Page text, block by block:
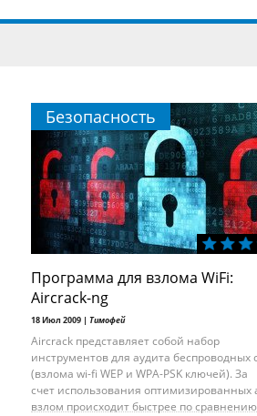
Безопасность
Программа для взлома WiFi:
Aircrack-ng
18 Июл 2009 | Тимофей
Aircrack представляет собой набор
инструментов для аудита беспроводных
(взлома wi-fi WEP и WPA-PSK ключей). За
счет использования оптимизированных
взлом происходит быстрее по